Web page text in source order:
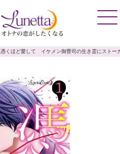
憑くほど愛して イケメン御曹司の生き霊にストー